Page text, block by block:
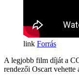
Forrás
A legjobb film díját a
rendezői Oscart